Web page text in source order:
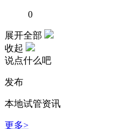
0
展开全部
收起
说点什么吧
发布
本地试管资讯
更多>